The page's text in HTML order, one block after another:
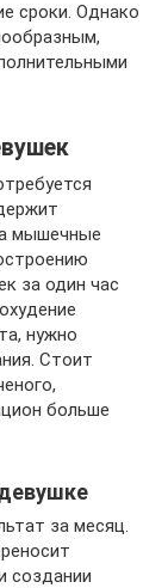
сроки. Однако
мышечные
за один час
нужно
Стоит
больше
за месяц.
создании